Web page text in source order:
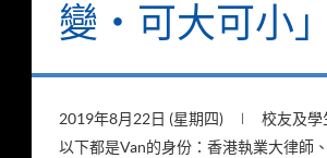
變‧可大可小」
2019年8月22日 (星期四) 校友及學
以下都是Van的身份：香港執業大律師